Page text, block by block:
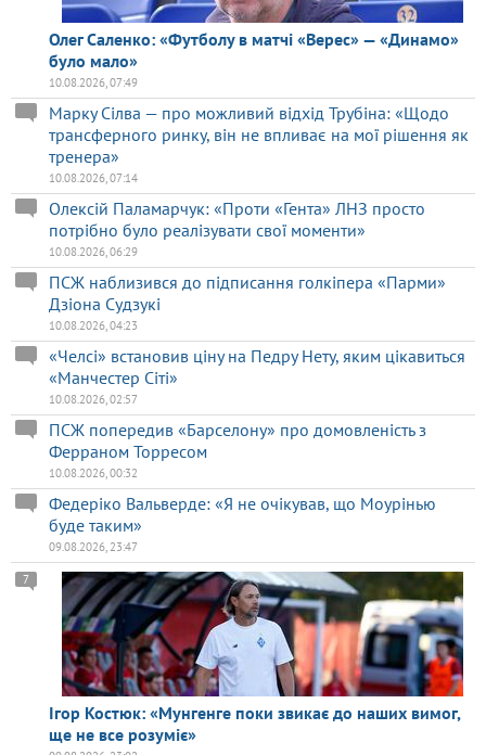
Олег Саленко: «Футболу в матчі «Верес» — «Динамо»
було мало»
10.08.2026, 07:49
Марку Сілва — про можливий відхід Трубіна: «Щодо
трансферного ринку, він не впливає на мої рішення як
тренера»
10.08.2026, 07:14
Олексій Паламарчук: «Проти «Гента» ЛНЗ просто
потрібно було реалізувати свої моменти»
10.08.2026, 06:29
ПСЖ наблизився до підписання голкіпера «Парми»
Дзіона Судзукі
10.08.2026, 04:23
«Челсі» встановив ціну на Педру Нету, яким цікавиться
«Манчестер Сіті»
10.08.2026, 02:57
ПСЖ попередив «Барселону» про домовленість з
Ферраном Торресом
10.08.2026, 00:32
Федеріко Вальверде: «Я не очікував, що Моурінью
буде таким»
09.08.2026, 23:47
Ігор Костюк: «Мунгенге поки звикає до наших вимог,
ще не все розуміє»
7